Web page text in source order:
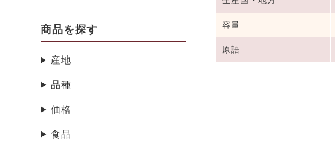
商品を探す
産地
品種
価格
食品
容量
原語